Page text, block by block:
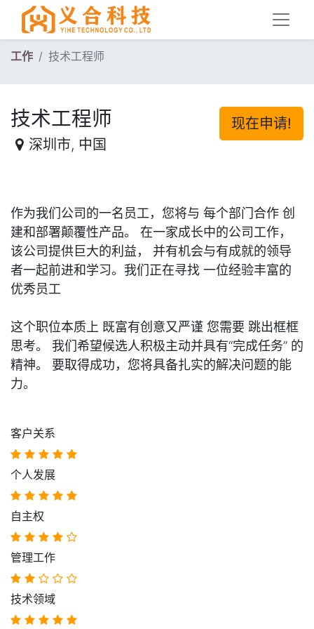
工作 技术工程师
现在申请!
技术工程师
深圳市, 中国
作为我们公司的一名员工，您将与 每个部门合作 创
建和部署颠覆性产品。
在一家成长中的公司工作，
该公司提供巨大的利益， 并有机会与有成就的领导
者一起前进和学习。我们正在寻找 一位经验丰富的
优秀员工
这个职位本质上 既富有创意又严谨 您需要 跳出框框
思考。 我们希望候选人积极主动并具有“完成任务” 的
精神。 要取得成功，您将具备扎实的解决问题的能
力。
客户关系
个人发展
自主权
管理工作
技术领域